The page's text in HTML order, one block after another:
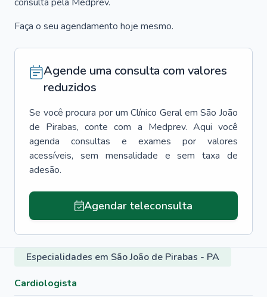
Faça o seu agendamento hoje mesmo.
Agende uma consulta com valores
reduzidos
Se você procura por um Clínico Geral em São João
de Pirabas, conte com a Medprev. Aqui você
agenda consultas e exames por valores
acessíveis, sem mensalidade e sem taxa de
adesão.
Agendar teleconsulta
Especialidades em São João de Pirabas - PA
Cardiologista